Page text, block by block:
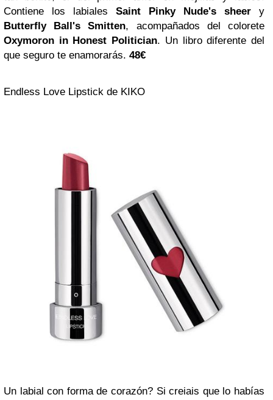
Contiene los labiales Saint Pinky Nude's sheer y
Butterfly Ball's Smitten, acompañados del colorete
Oxymoron in Honest Politician. Un libro diferente del
que seguro te enamorarás. 48€
Endless Love Lipstick de KIKO
Un labial con forma de corazón? Si creiais que lo habías